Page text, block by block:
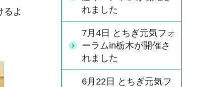
るよ
れました
7月4日 とちぎ元気フォ
ーラムin栃木が開催さ
れました
6月22日 とちぎ元気フ